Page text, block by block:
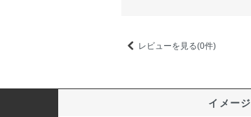
レビューを見る(0件)
イメージ